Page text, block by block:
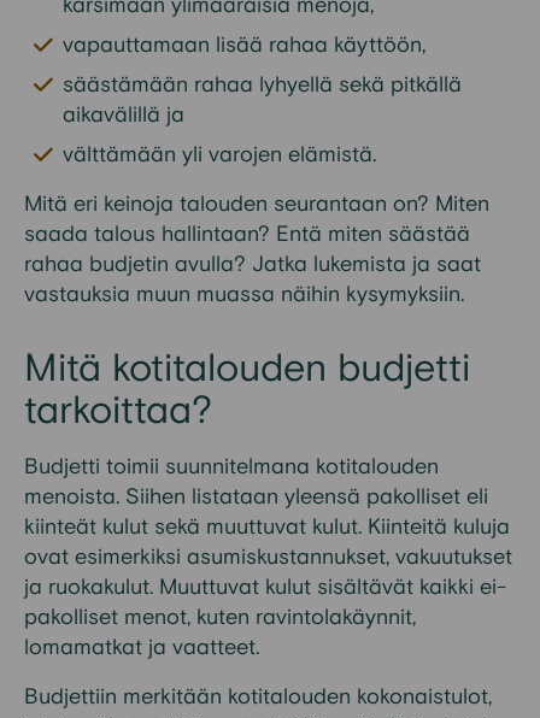
vapauttamaan lisää rahaa käyttöön,
säästämään rahaa lyhyellä sekä pitkällä
aikavälillä ja
välttämään yli varojen elämistä.
Mitä eri keinoja talouden seurantaan on? Miten
saada talous hallintaan? Entä miten säästää
rahaa budjetin avulla? Jatka lukemista ja saat
vastauksia muun muassa näihin kysymyksiin.
Mitä kotitalouden budjetti
tarkoittaa?
Budjetti toimii suunnitelmana kotitalouden
menoista. Siihen listataan yleensä pakolliset eli
kiinteät kulut sekä muuttuvat kulut. Kiinteitä kuluja
ovat esimerkiksi asumiskustannukset, vakuutukset
ja ruokakulut. Muuttuvat kulut sisältävät kaikki ei-
pakolliset menot, kuten ravintolakäynnit,
lomamatkat ja vaatteet.
Budjettiin merkitään kotitalouden kokonaistulot,